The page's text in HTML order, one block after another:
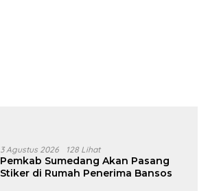
3 Agustus 2026 128 Lihat
Pemkab Sumedang Akan Pasang
Stiker di Rumah Penerima Bansos